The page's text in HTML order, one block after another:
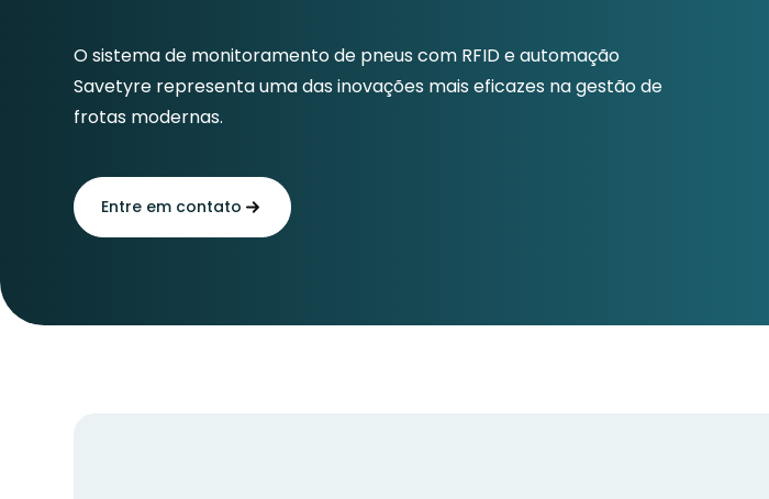
O sistema de monitoramento de pneus com RFID e automação
Savetyre representa uma das inovações mais eficazes na gestão de
frotas modernas.
Entre em contato